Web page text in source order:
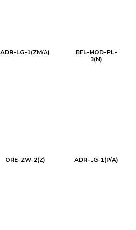
ADR-LG-1(ZM/A)
BEL-MOD-PL-
3(N)
ORE-ZW-2(Z) ADR-LG-1(P/A)